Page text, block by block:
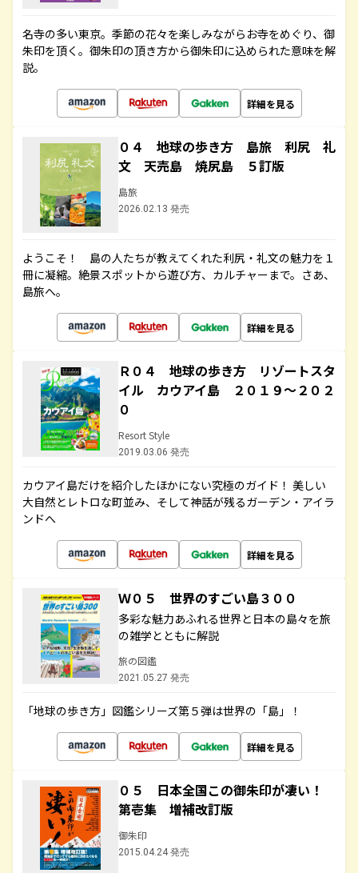
名寺の多い東京。季節の花々を楽しみながらお寺をめぐり、御
朱印を頂く。御朱印の頂き方から御朱印に込められた意味を解
説。
詳細を見る
０４ 地球の歩き方 島旅 利尻 礼
文 天売島 焼尻島 ５訂版
島旅
2026.02.13 発売
ようこそ！ 島の人たちが教えてくれた利尻・礼文の魅力を１
冊に凝縮。絶景スポットから遊び方、カルチャーまで。さあ、
島旅へ。
詳細を見る
Ｒ０４ 地球の歩き方 リゾートスタ
イル カウアイ島 ２０１９～２０２
０
Resort Style
2019.03.06 発売
カウアイ島だけを紹介したほかにない究極のガイド！ 美しい
大自然とレトロな町並み、そして神話が残るガーデン・アイラ
ンドへ
詳細を見る
Ｗ０５ 世界のすごい島３００
多彩な魅力あふれる世界と日本の島々を旅
の雑学とともに解説
旅の図鑑
2021.05.27 発売
「地球の歩き方」図鑑シリーズ第５弾は世界の「島」！
詳細を見る
０５ 日本全国この御朱印が凄い！
第壱集 増補改訂版
御朱印
2015.04.24 発売